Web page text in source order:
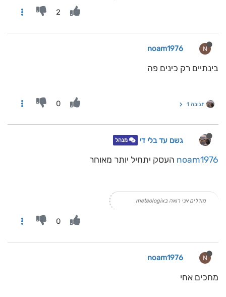
2
N
noam1976
בינתיים רק כינים פה
תגובה 1 0
גשם עד בלי די מנהל
noam1976 העסק יתחיל יותר מאוחר
מודלים אני רואה בmeteologix
0
N
noam1976
מחכים אחי